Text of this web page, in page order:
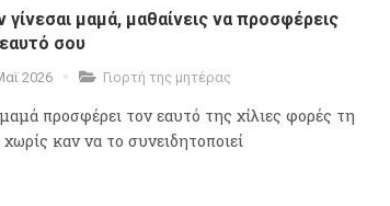
γίνεσαι μαμά, μαθαίνεις να προσφέρεις
σου
2026 Γιορτή της μητέρας
προσφέρει τον εαυτό της χίλιες φορές τη
καν να το συνειδητοποιεί